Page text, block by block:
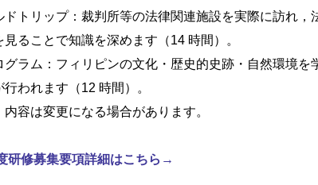
トリップ：裁判所等の法律関連施設を実際に訪れ，
見ることで知識を深めます（14 時間）。
ラム：フィリピンの文化・歴史的史跡・自然環境を
われます（12 時間）。
容は変更になる場合があります。
研修募集要項詳細はこちら→